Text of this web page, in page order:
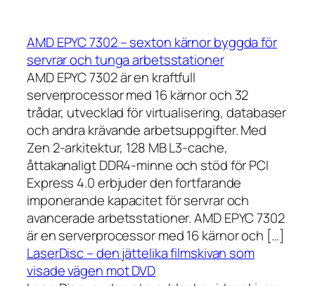
AMD EPYC 7302 – sexton kärnor byggda för
servrar och tunga arbetsstationer
AMD EPYC 7302 är en kraftfull
serverprocessor med 16 kärnor och 32
trådar, utvecklad för virtualisering, databaser
och andra krävande arbetsuppgifter. Med
Zen 2-arkitektur, 128 MB L3-cache,
åttakanaligt DDR4-minne och stöd för PCI
Express 4.0 erbjuder den fortfarande
imponerande kapacitet för servrar och
avancerade arbetsstationer. AMD EPYC 7302
är en serverprocessor med 16 kärnor och […]
LaserDisc – den jättelika filmskivan som
visade vägen mot DVD